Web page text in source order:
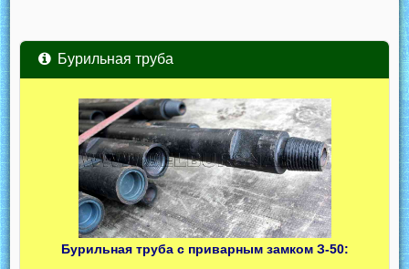
Бурильная труба
Бурильная труба с приварным замком З-50: